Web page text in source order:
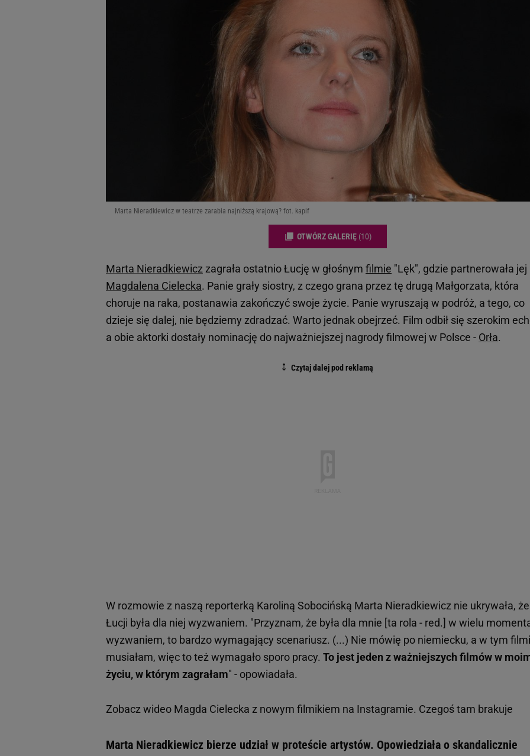
Marta Nieradkiewicz w teatrze zarabia najniższą krajową? fot. kapif
OTWÓRZ GALERIĘ (10)
Marta Nieradkiewiczzagrała ostatnio Łucję w głośnym filmie "Lęk", gdzie partnerowała jej
Magdalena Cielecka. Panie grały siostry, z czego grana przez tę drugą Małgorzata, która
choruje na raka, postanawia zakończyć swoje życie. Panie wyruszają w podróż, a tego, co
dzieje się dalej, nie będziemy zdradzać. Warto jednak obejrzeć. Film odbił się szerokim
a obie aktorki dostały nominację do najważniejszej nagrody filmowej w Polsce - Orła.
W rozmowie z naszą reporterką Karoliną Sobocińską Marta Nieradkiewicz nie ukrywała,
Łucji była dla niej wyzwaniem. "Przyznam, że była dla mnie [ta rola - red.] w wielu
wyzwaniem, to bardzo wymagający scenariusz. (...) Nie mówię po niemiecku, a w tym
musiałam, więc to też wymagało sporo pracy. To jest jeden z ważniejszych filmów w
życiu, w którym zagrałam" - opowiadała.
Zobacz wideo Magda Cielecka z nowym filmikiem na Instagramie. Czegoś tam brakuje
Marta Nieradkiewicz bierze udział w proteście artystów. Opowiedziała o skandalicznie